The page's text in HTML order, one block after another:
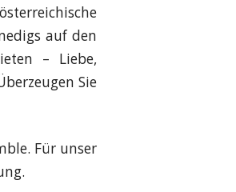
auf den
– Liebe,
Sie
Für unser